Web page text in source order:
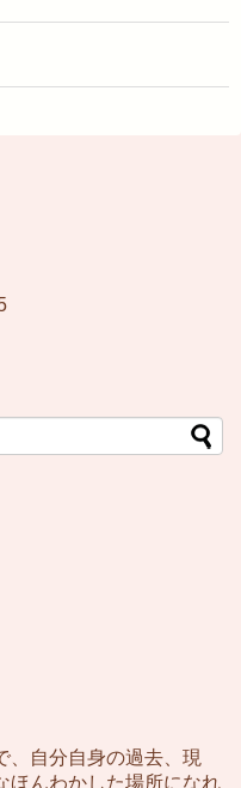
、自分自身の過去、現
ほんわかした場所になれ